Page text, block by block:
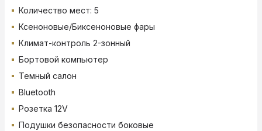
Количество мест: 5
Ксеноновые/Биксеноновые фары
Климат-контроль 2-зонный
Бортовой компьютер
Темный салон
Bluetooth
Розетка 12V
Подушки безопасности боковые